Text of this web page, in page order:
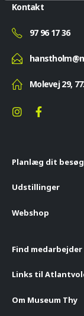
Kontakt
97 96 17 36
Molevej 29,
Planlæg dit besøg
Udstillinger
Webshop
Find medarbejder
Links til
Om Museum Thy